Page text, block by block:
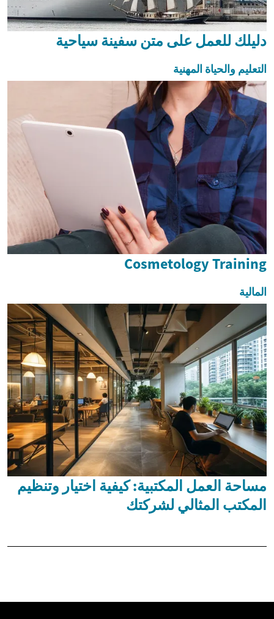
دليلك للعمل على متن سفينة سياحية
التعليم والحياة المهنية
Cosmetology Training
المالية
مساحة العمل المكتبية: كيفية اختيار وتنظيم
المكتب المثالي لشركتك